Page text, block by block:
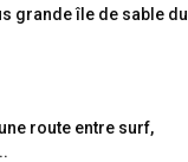
grande île de sable du
route entre surf,